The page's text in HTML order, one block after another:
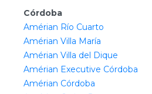
Córdoba
Amérian Río Cuarto
Amérian Villa María
Amérian Villa del Dique
Amérian Executive Córdoba
Amérian Córdoba